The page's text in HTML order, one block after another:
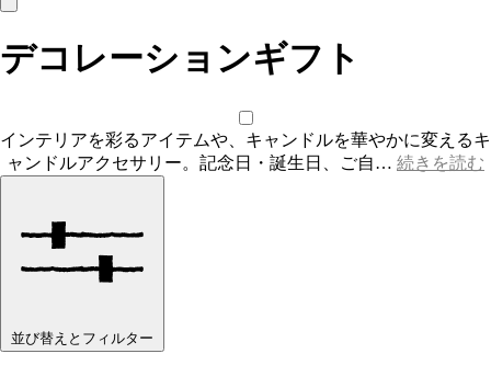
デコレーションギフト
インテリアを彩るアイテムや、キャンドルを華やかに変えるキ
ャンドルアクセサリー。記念日・誕生日、ご自… 続きを読む
並び替えとフィルター